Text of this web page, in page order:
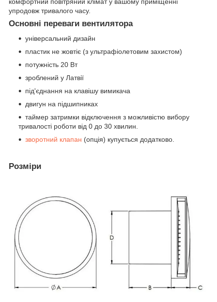
упродовж тривалого часу.
Основні переваги вентилятора
універсальний дизайн
пластик не жовтіє (з ультрафіолетовим захистом)
потужність 20 Вт
зроблений у Латвії
під'єднання на клавішу вимикача
двигун на підшипниках
таймер затримки відключення з можливістю вибору
тривалості роботи від 0 до 30 хвилин.
зворотний клапан (опція) купується додатково.
Розміри